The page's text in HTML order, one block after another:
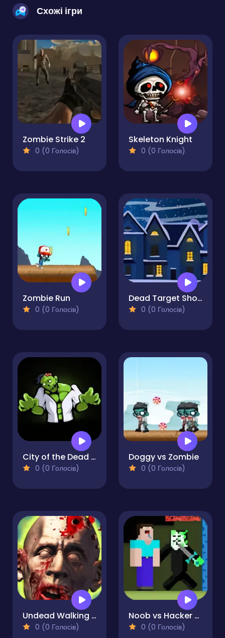
Схожі ігри
Zombie Strike 2
0 (0 Голосів)
Skeleton Knight
0 (0 Голосів)
Zombie Run
0 (0 Голосів)
Dead Target Shoot Zombies
0 (0 Голосів)
City of the Dead Zombie Shooter
0 (0 Голосів)
Doggy vs Zombie
0 (0 Голосів)
Undead Walking Experiment
0 (0 Голосів)
Noob vs Hacker Zombie
0 (0 Голосів)